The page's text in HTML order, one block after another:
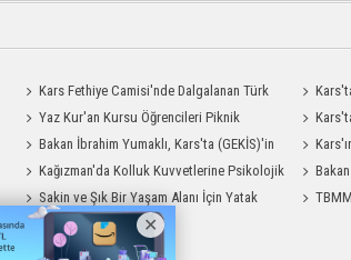
Kars Fethiye Camisi'nde Dalgalanan Türk
Bayrağı Görenlerin Beğenisini Topladı
Yaz Kur'an Kursu Öğrencileri Piknik
Coşkusu Yaşadı
Bakan İbrahim Yumaklı, Kars'ta (GEKİS)'in
ilk uygulamasını başlattı
Kağızman'da Kolluk Kuvvetlerine Psikolojik
İlk Yardım Eğitimi
Etti
Sakin ve Şık Bir Yaşam Alanı İçin Yatak
Odası Modelleri Savenis.com’da!